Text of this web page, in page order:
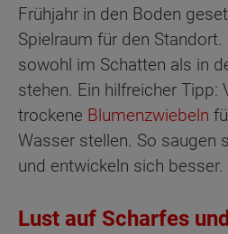
Frühjahr in den Boden
Spielraum für den Standort.
sowohl im Schatten als in
stehen. Ein hilfreicher Tipp:
trockene Blumenzwiebeln
Wasser stellen. So saugen
und entwickeln sich besser.
Lust auf Scharfes